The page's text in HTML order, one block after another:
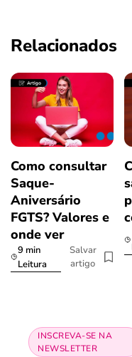
Relacionados
Como consultar
Saque-
Aniversário
FGTS? Valores e
onde ver
9 min
Leitura
Salvar
artigo
INSCREVA-SE NA
NEWSLETTER